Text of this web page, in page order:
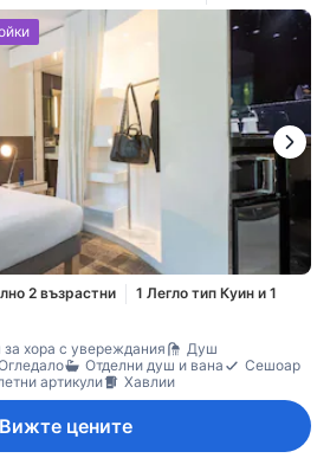
2 възрастни
1 Легло тип Куин и 1
за хора с увереждания
Душ
Отделни душ и вана
Сешоар
артикули Хавлии
Вижте цените